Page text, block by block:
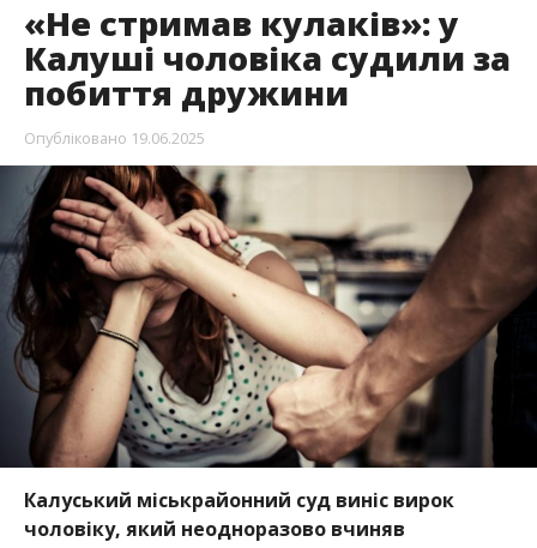
«Не стримав кулаків»: у
Калуші чоловіка судили за
побиття дружини
Опубліковано 19.06.2025
Калуський міськрайонний суд виніс вирок
чоловіку, який неодноразово вчиняв